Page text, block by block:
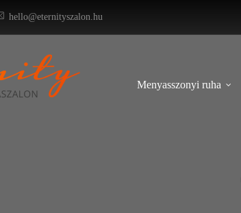
hello@eternityszalon.hu
Menyasszonyi ruha